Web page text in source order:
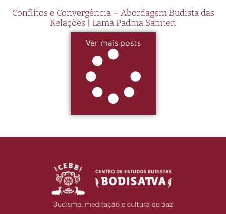
Conflitos e Convergência – Abordagem Budista das
Relações | Lama Padma Samten
Ver mais posts